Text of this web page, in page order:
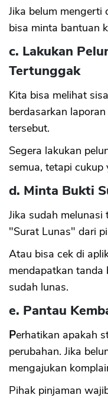
Jika belum mengerti
bisa minta bantuan
c. Lakukan
Tertunggak
Kita bisa melihat
berdasarkan
tersebut.
Segera lakukan
semua, tetapi
d. Minta Bukti
Jika sudah
"Surat Lunas" dari
Atau bisa cek di
mendapatkan
sudah lunas.
e. Pantau
Perhatikan apakah
perubahan. Jika
mengajukan
Pihak pinjaman